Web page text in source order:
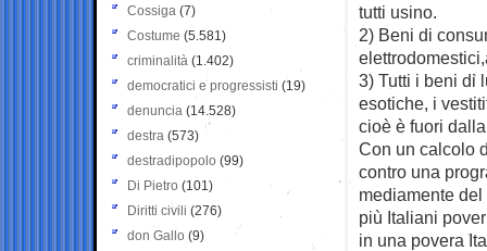
tutti usino.
2) Beni di
3) Tutti i beni di
esotiche, i
cioè è fuori
Con un calcolo
contro una
mediamente
più Italiani
in una povera
Cossiga (7)
Costume (5.581)
criminalità (1.402)
democratici e progressisti (19)
denuncia (14.528)
destra (573)
destradipopolo (99)
Di Pietro (101)
Diritti civili (276)
don Gallo (9)